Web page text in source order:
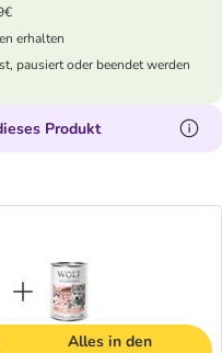
erhalten
pausiert oder beendet werden
Produkt
Alles in den